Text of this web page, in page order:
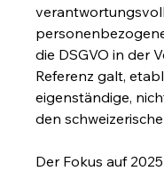
die DSGVO in der
Referenz galt,
eigenständige,
den
Der Fokus auf